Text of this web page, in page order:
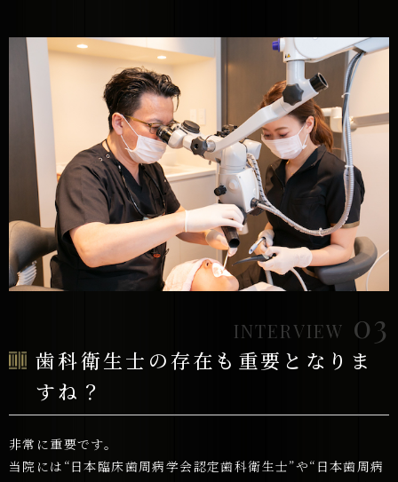
歯科衛生士の存在も重要と なりま
すね？
INTERVIEW 03
非常に重要です。
当院には“日本臨床歯周病学会認定歯科衛生士”や“日本歯周病